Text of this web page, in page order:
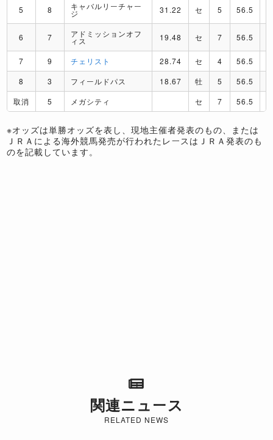
5 8 キャバルリーチャー
ジ 31.22 セ 5 56.5
6 7 アドミッションオフ
ィス 19.48 セ 7 56.5
7 9 チェリスト 28.74 セ 4 56.5
8
3 フィールドパス 18.67 牡 5 56.5
取消
5 メガシティ セ 7 56.5
※オッズは単勝オッズを表し、現地主催者発表のもの、または
ＪＲＡによる海外競馬発売が行われたレースはＪＲＡ発表のも
のを記載しています。
関連ニュース
RELATED NEWS